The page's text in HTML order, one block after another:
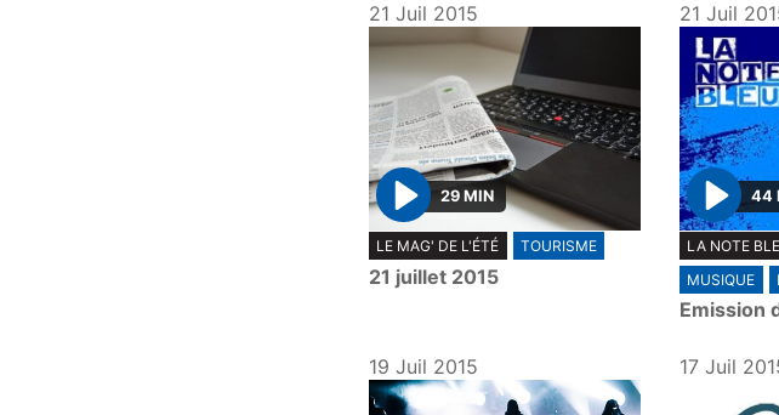
21 Juil 2015
P
l
a
29 MIN
LE MAG' DE L'ÉTÉ TOURISME
21 juillet 2015
21 Juil
P
l
a
y
44
LA NOTE
MUSIQUE
Emission
19 Juil 2015 17 Juil